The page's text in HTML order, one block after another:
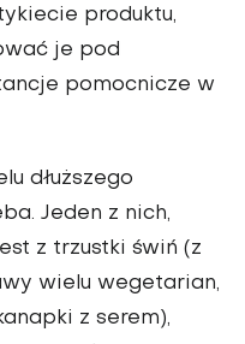
produktu,
je pod
pomocnicze w
dłuższego
. Jeden z nich,
z trzustki świń (z
wielu wegetarian,
z serem),